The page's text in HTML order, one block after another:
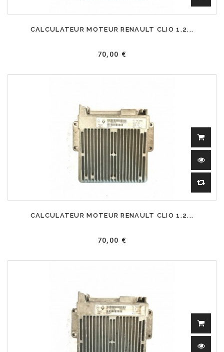
CALCULATEUR MOTEUR RENAULT CLIO 1.2...
70,00 €
CALCULATEUR MOTEUR RENAULT CLIO 1.2...
70,00 €